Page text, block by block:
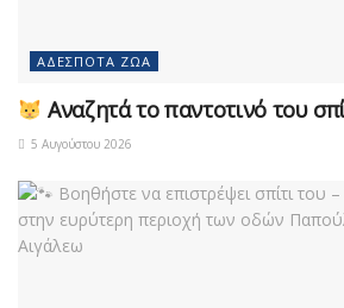
ΑΔΈΣΠΟΤΑ ΖΏΑ
Αναζητά το παντοτινό του
5 Αυγούστου 2026